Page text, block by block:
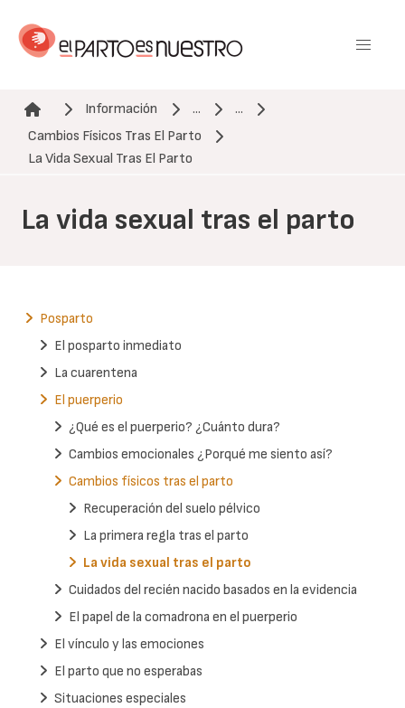
contenido
Ruta de navegación
Información ...
...
Cambios Físicos Tras El Parto
La Vida Sexual Tras El Parto
La vida sexual tras el parto
Posparto
El posparto inmediato
La cuarentena
El puerperio
¿Qué es el puerperio? ¿Cuánto dura?
Cambios emocionales ¿Porqué me siento así?
Cambios físicos tras el parto
Recuperación del suelo pélvico
La primera regla tras el parto
La vida sexual tras el parto
Cuidados del recién nacido basados en la evidencia
El papel de la comadrona en el puerperio
El vínculo y las emociones
El parto que no esperabas
Situaciones especiales